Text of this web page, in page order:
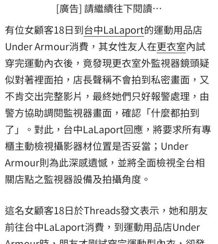
[廣告] 請繼續往下閱讀…
有位女顧客18日到台中LaLaport的運動用品店
Under Armour消費，其女性友人在更衣室內試
穿完運動內衣後，竟發現更衣室外監視器鏡頭疑
似對著裡面拍，店長聲稱不會拍到私密畫面，又
不肯交出完整影片，最終她們只好報警處理，由
警方協助調閱監視器畫面，確認「什麼都拍到
了」。對此，台中LaLaport回應，將要求所有專
櫃主動檢視攝影器材位置是否妥當；Under
Armour則為此深感遺憾，並將全面檢視全台相
關店點之監視器設備及拍攝角度。
這名女顧客18日於Threads發文表示，她和朋友
前往台中LaLaport消費，到運動用品店Under